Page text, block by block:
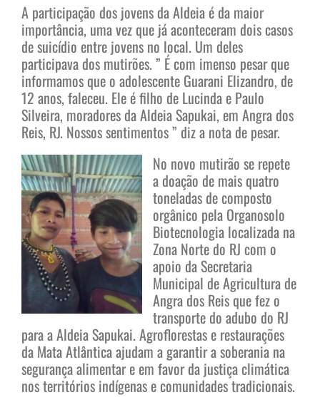
A participação dos jovens da Aldeia é da maior
importância, uma vez que já aconteceram dois casos
de suicídio entre jovens no local. Um deles
participava dos mutirões. ” É com imenso pesar que
informamos que o adolescente Guarani Elizandro, de
12 anos, faleceu. Ele é filho de Lucinda e Paulo
Silveira, moradores da Aldeia Sapukai, em Angra dos
Reis, RJ. Nossos sentimentos ” diz a nota de pesar.
No novo mutirão se repete
a doação de mais quatro
toneladas de composto
orgânico pela Organosolo
Biotecnologia localizada na
Zona Norte do RJ com o
apoio da Secretaria
Municipal de Agricultura de
Angra dos Reis que fez o
transporte do adubo do RJ
para a Aldeia Sapukai. Agroflorestas e restaurações
da Mata Atlântica ajudam a garantir a soberania na
segurança alimentar e em favor da justiça climática
nos territórios indígenas e comunidades tradicionais.